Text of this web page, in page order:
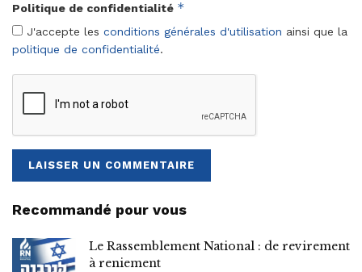
Politique de confidentialité *
J'accepte les conditions générales d'utilisation ainsi que la
politique de confidentialité.
Recommandé pour vous
Le Rassemblement National : de revirement
à reniement